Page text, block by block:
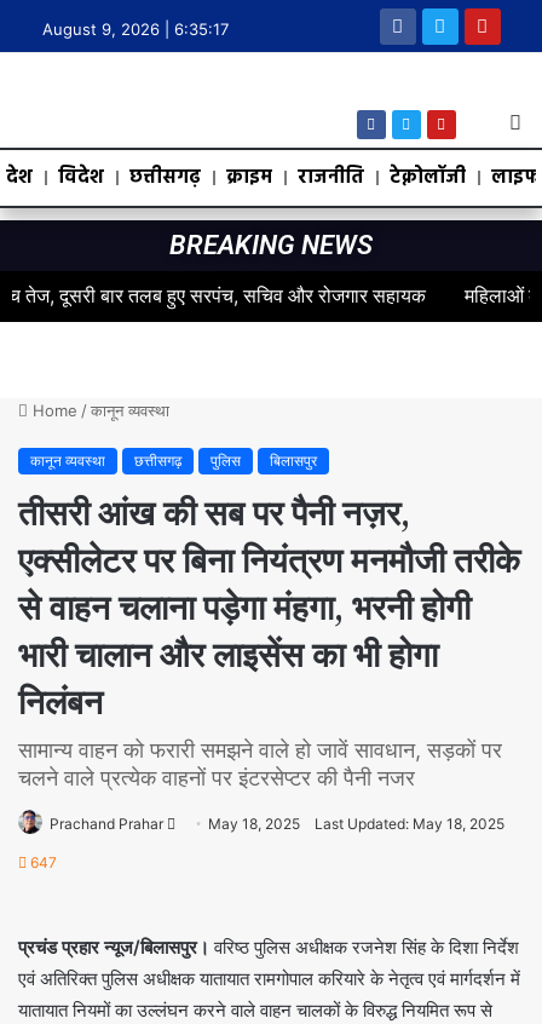
August 9, 2026 | 6:35:18
देश विदेश छत्तीसगढ़ क्राइम राजनीति टेक्नोलॉजी
BREAKING NEWS
बार तलब हुए सरपंच, सचिव और रोजगार सहायक महिलाओं के स्वास्थ्य
Home /कानून व्यवस्था
कानून व्यवस्था छत्तीसगढ़ पुलिस बिलासपुर
तीसरी आंख की सब पर पैनी नज़र,
एक्सीलेटर पर बिना नियंत्रण मनमौजी तरीके
से वाहन चलाना पड़ेगा मंहगा, भरनी होगी
भारी चालान और लाइसेंस का भी होगा
निलंबन
सामान्य वाहन को फरारी समझने वाले हो जावें सावधान, सड़कों पर
चलने वाले प्रत्येक वाहनों पर इंटरसेप्टर की पैनी नजर
Prachand Prahar May 18, 2025 Last Updated: May 18, 2025
647
प्रचंड प्रहार न्यूज/बिलासपुर। वरिष्ठ पुलिस अधीक्षक रजनेश सिंह के दिशा निर्देश
एवं अतिरिक्त पुलिस अधीक्षक यातायात रामगोपाल करियारे के नेतृत्व एवं मार्गदर्शन में
यातायात नियमों का उल्लंघन करने वाले वाहन चालकों के विरुद्ध नियमित रूप से